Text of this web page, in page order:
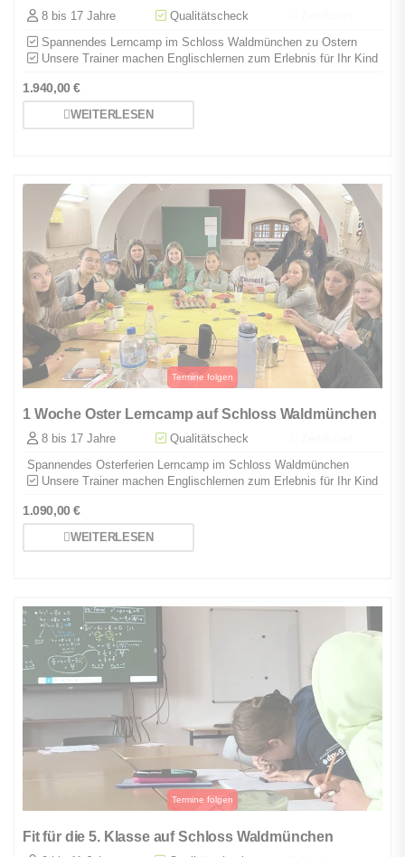
8 bis 17 Jahre Qualitätscheck
Spannendes Lerncamp im Schloss Waldmünchen zu Ostern
Unsere Trainer machen Englischlernen zum Erlebnis für Ihr Kind
1.940,00€
WEITERLESEN
1 Woche Oster Lerncamp auf Schloss Waldmünchen
8 bis 17 Jahre Qualitätscheck
Spannendes Osterferien Lerncamp im Schloss Waldmünchen
Unsere Trainer machen Englischlernen zum Erlebnis für Ihr Kind
1.090,00€
WEITERLESEN
Fit für die 5. Klasse auf Schloss Waldmünchen